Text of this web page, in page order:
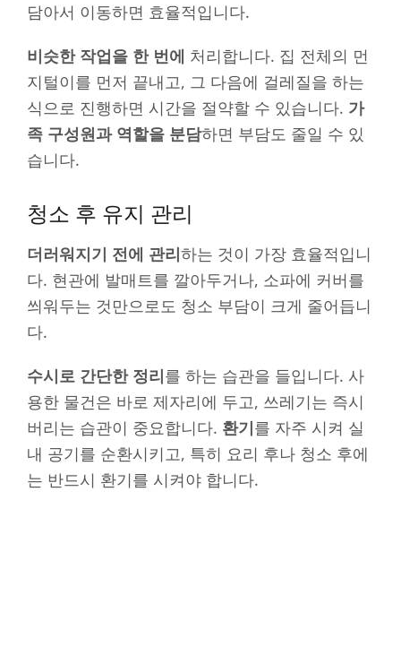
담아서 이동하면 효율적입니다.
비슷한 작업을 한 번에 처리합니다. 집 전체의 먼
지털이를 먼저 끝내고, 그 다음에 걸레질을 하는
식으로 진행하면 시간을 절약할 수 있습니다. 가
족 구성원과 역할을 분담하면 부담도 줄일 수 있
습니다.
청소 후 유지 관리
더러워지기 전에 관리하는 것이 가장 효율적입니
다. 현관에 발매트를 깔아두거나, 소파에 커버를
씌워두는 것만으로도 청소 부담이 크게 줄어듭니
다.
수시로 간단한 정리를 하는 습관을 들입니다. 사
용한 물건은 바로 제자리에 두고, 쓰레기는 즉시
버리는 습관이 중요합니다. 환기를 자주 시켜 실
내 공기를 순환시키고, 특히 요리 후나 청소 후에
는 반드시 환기를 시켜야 합니다.